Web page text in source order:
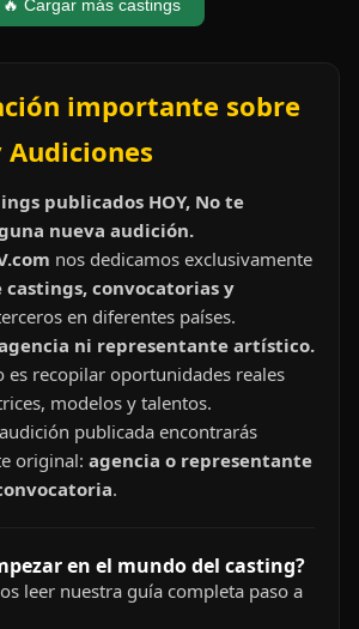
🔥 Cargar más castings
importante sobre
Audiciones
publicados HOY, No te
nueva audición.
nos dedicamos exclusivamente
convocatorias y
en diferentes países.
ni representante artístico.
es recopilar oportunidades reales
modelos y talentos.
publicada encontrarás
original: agencia o representante
.
en el mundo del casting?
leer nuestra guía completa paso a